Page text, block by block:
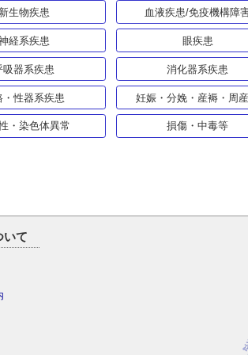
新生物疾患 血液疾患/免疫機構障
経系疾患 眼疾患
吸器系疾患 消化器系疾患
・性器系疾患 妊娠・分娩・産褥・周
・染色体異常 損傷・中毒等
いて